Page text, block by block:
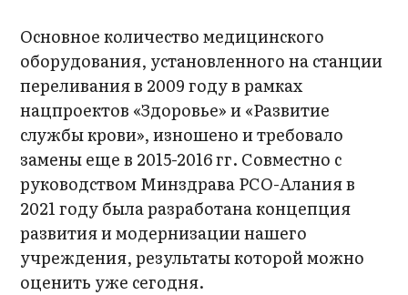
Основное количество медицинского
оборудования, установленного на станции
переливания в 2009 году в рамках
нацпроектов «Здоровье» и «Развитие
службы крови», изношено и требовало
замены еще в 2015-2016 гг. Совместно с
руководством Минздрава РСО-Алания в
2021 году была разработана концепция
развития и модернизации нашего
учреждения, результаты которой можно
оценить уже сегодня.